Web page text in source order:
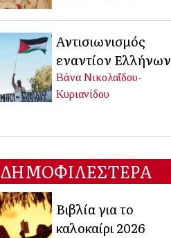
Αντισιωνισμός
εναντίον Ελλήνων
Βάνα Νικολαΐδου-
Κυριανίδου
ΔΗΜΟΦΙΛΕΣΤΕΡΑ
Βιβλία για το
καλοκαίρι 2026